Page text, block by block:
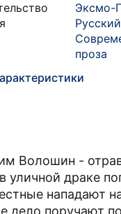
Эксмо-
проза
Волошин -
драке
нападают
дело поручают